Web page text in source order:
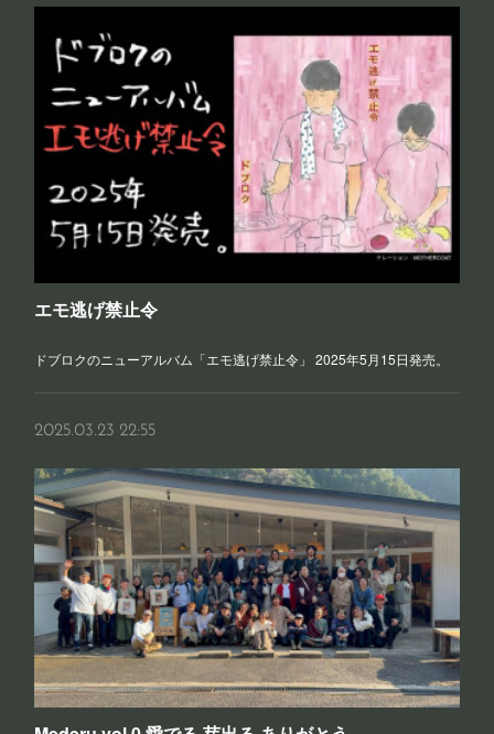
エモ逃げ禁止令
ドブロクのニューアルバム「エモ逃げ禁止令」 2025年5月15日発売。
2025.03.23 22:55